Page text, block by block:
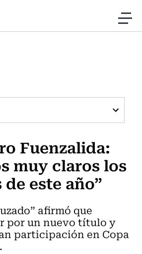
al contenido
y TV Usach
Fuenzalida:
muy claros los
este año”
afirmó que
por un nuevo título y
participación en Copa